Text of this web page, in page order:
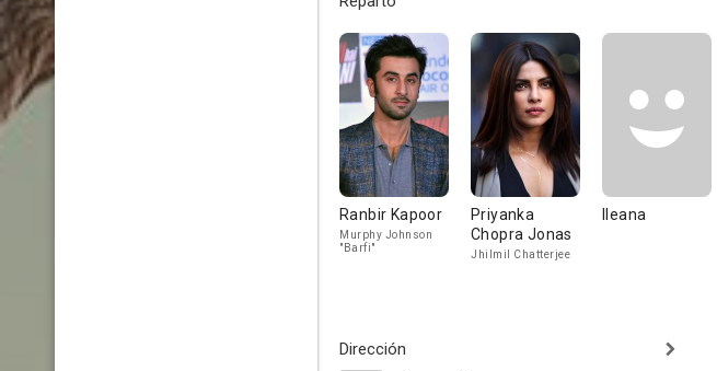
Ranbir Kapoor
Murphy Johnson
"Barfi"
Priyanka
Chopra Jonas
Jhilmil Chatterjee
Ileana
Dirección